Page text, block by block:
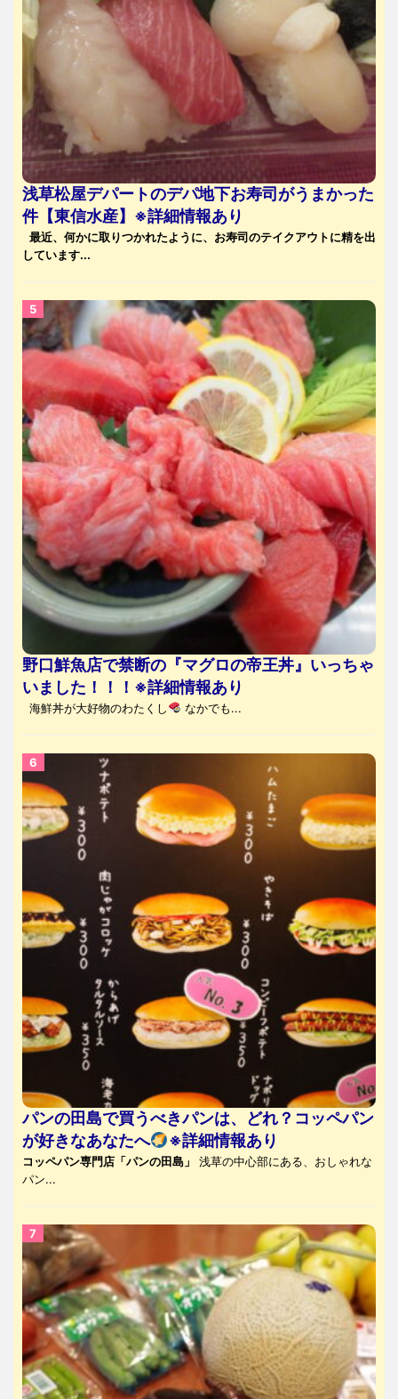
浅草松屋デパートのデパ地下お寿司がうまかった
件【東信水産】※詳細情報あり
最近、何かに取りつかれたように、お寿司のテイクアウトに精を出
しています...
野口鮮魚店で禁断の『マグロの帝王丼』いっちゃ
いました！！！※詳細情報あり
海鮮丼が大好物のわたくし なかでも...
パンの田島で買うべきパンは、どれ？コッペパン
が好きなあなたへ
※詳細情報あり
コッペパン専門店「パンの田島」
浅草の中心部にある、おしゃれな
パン...